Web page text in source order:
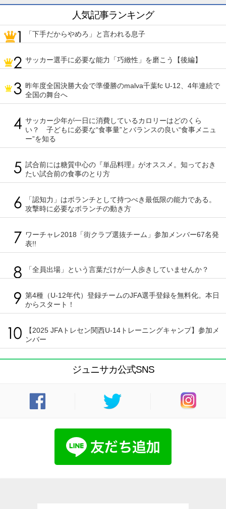
人気記事ランキング
「下手だからやめろ」と言われる息子
サッカー選手に必要な能力「巧緻性」を磨こう【後編】
昨年度全国決勝大会で準優勝のmalva千葉fc U-12、4年連続で
全国の舞台へ
サッカー少年が一日に消費しているカロリーはどのくら
い？ 子どもに必要な“食事量”とバランスの良い“食事メニュ
ー”を知る
試合前には糖質中心の『単品料理』がオススメ。知っておき
たい試合前の食事のとり方
「認知力」はボランチとして持つべき最低限の能力である。
攻撃時に必要なボランチの動き方
ワーチャレ2018「街クラブ選抜チーム」参加メンバー67名発
表!!
「全員出場」という言葉だけが一人歩きしていませんか？
第4種（U-12年代）登録チームのJFA選手登録を無料化。本日
からスタート！
【2025 JFAトレセン関西U-14トレーニングキャンプ】参加メ
ンバー
ジュニサカ公式SNS